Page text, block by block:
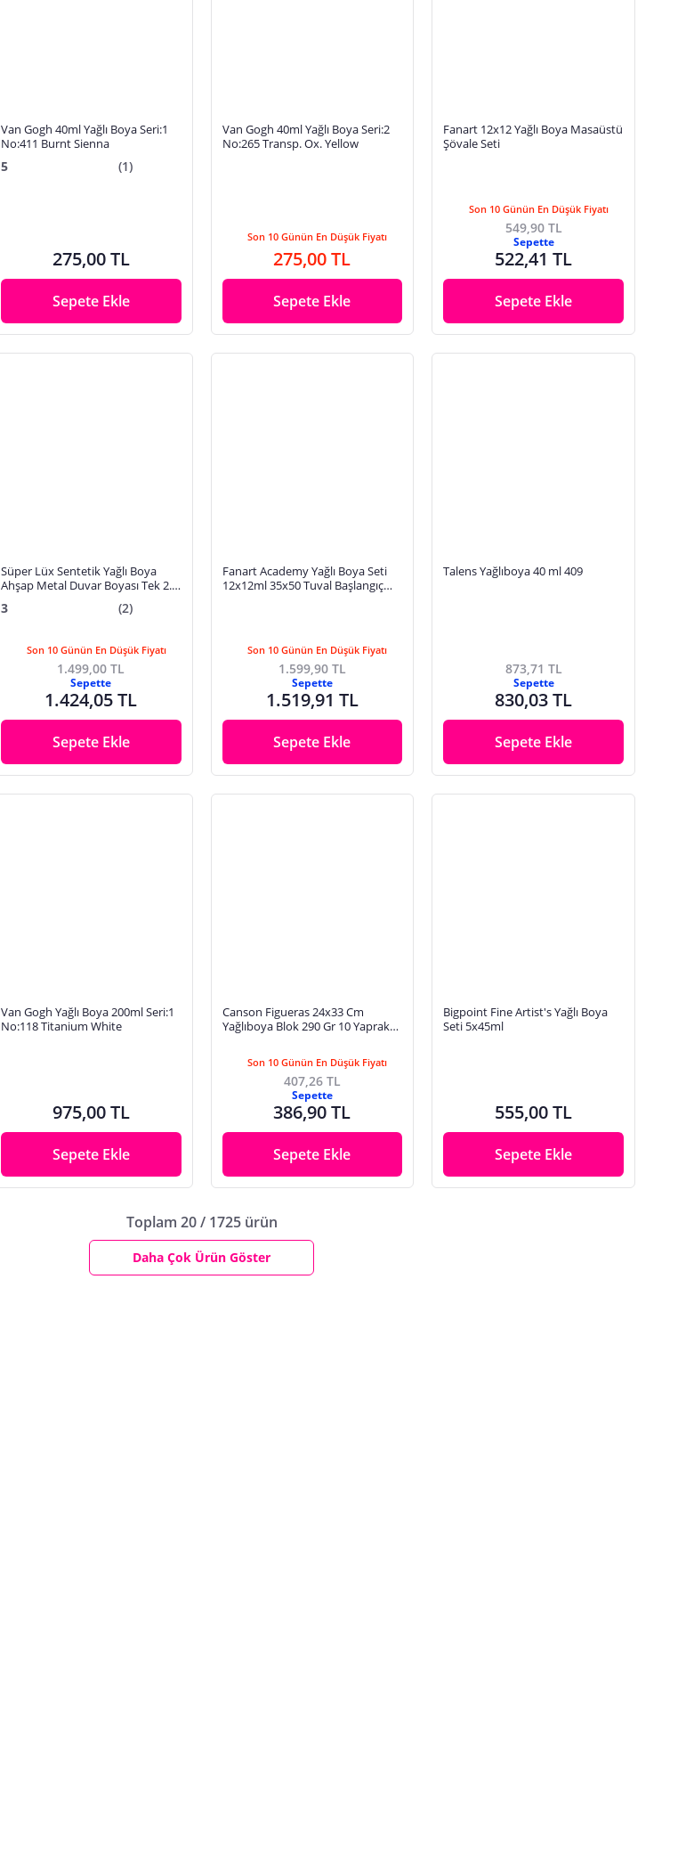
Van Gogh 40ml Yağlı Boya Seri:1
No:411 Burnt Sienna
5 (1)
275,00 TL
Sepete Ekle
Van Gogh 40ml Yağlı Boya Seri:2
No:265 Transp. Ox. Yellow
Son 10 Günün En Düşük Fiyatı
275,00 TL
Sepete Ekle
Fanart 12x12 Yağlı Boya Masaüstü
Şövale Seti
Son 10 Günün En Düşük Fiyatı
549,90 TL
Sepette
522,41 TL
Sepete Ekle
Süper Lüx Sentetik Yağlı Boya
Ahşap Metal Duvar Boyası Tek 2.5
3 (2)
Son 10 Günün En Düşük Fiyatı
1.499,00 TL
Sepette
1.424,05 TL
Sepete Ekle
Fanart Academy Yağlı Boya Seti
12x12ml 35x50 Tuval Başlangıç
Son 10 Günün En Düşük Fiyatı
1.599,90 TL
Sepette
1.519,91 TL
Sepete Ekle
Talens Yağlıboya 40 ml 409
873,71 TL
Sepette
830,03 TL
Sepete Ekle
Van Gogh Yağlı Boya 200ml Seri:1
No:118 Titanium White
975,00 TL
Sepete Ekle
Canson Figueras 24x33 Cm
Yağlıboya Blok 290 Gr 10 Yaprak
Son 10 Günün En Düşük Fiyatı
407,26 TL
Sepette
386,90 TL
Sepete Ekle
Bigpoint Fine Artist's Yağlı Boya
Seti 5x45ml
555,00 TL
Sepete Ekle
Toplam 20 / 1725 ürün
Daha Çok Ürün Göster